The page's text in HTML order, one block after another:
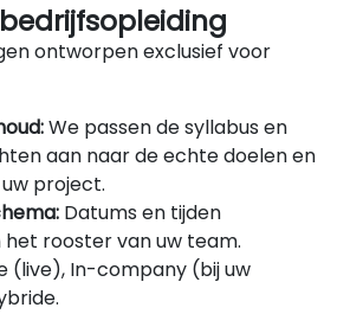
ontworpen exclusief voor
We passen de syllabus en
aan naar de echte doelen en
project.
Datums en tijden
rooster van uw team.
(live), In-company (bij uw